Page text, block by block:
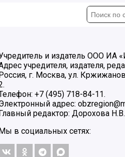
и издатель ООО ИА
учредителя, издателя,
г. Москва, ул.
+7 (495) 718-84-11.
адрес:
редактор: Дорохова Н.В.
в социальных сетях: